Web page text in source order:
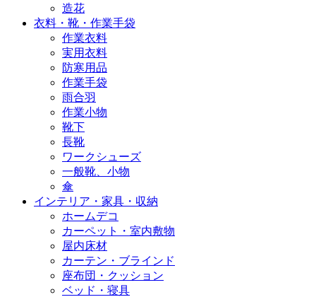
造花
衣料・靴・作業手袋
作業衣料
実用衣料
防寒用品
作業手袋
雨合羽
作業小物
靴下
長靴
ワークシューズ
一般靴、小物
傘
インテリア・家具・収納
ホームデコ
カーペット・室内敷物
屋内床材
カーテン・ブラインド
座布団・クッション
ベッド・寝具